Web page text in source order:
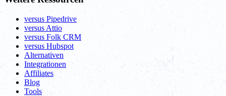
versus Pipedrive
versus Attio
versus Folk CRM
versus Hubspot
Alternativen
Integrationen
Affiliates
Blog
Tools